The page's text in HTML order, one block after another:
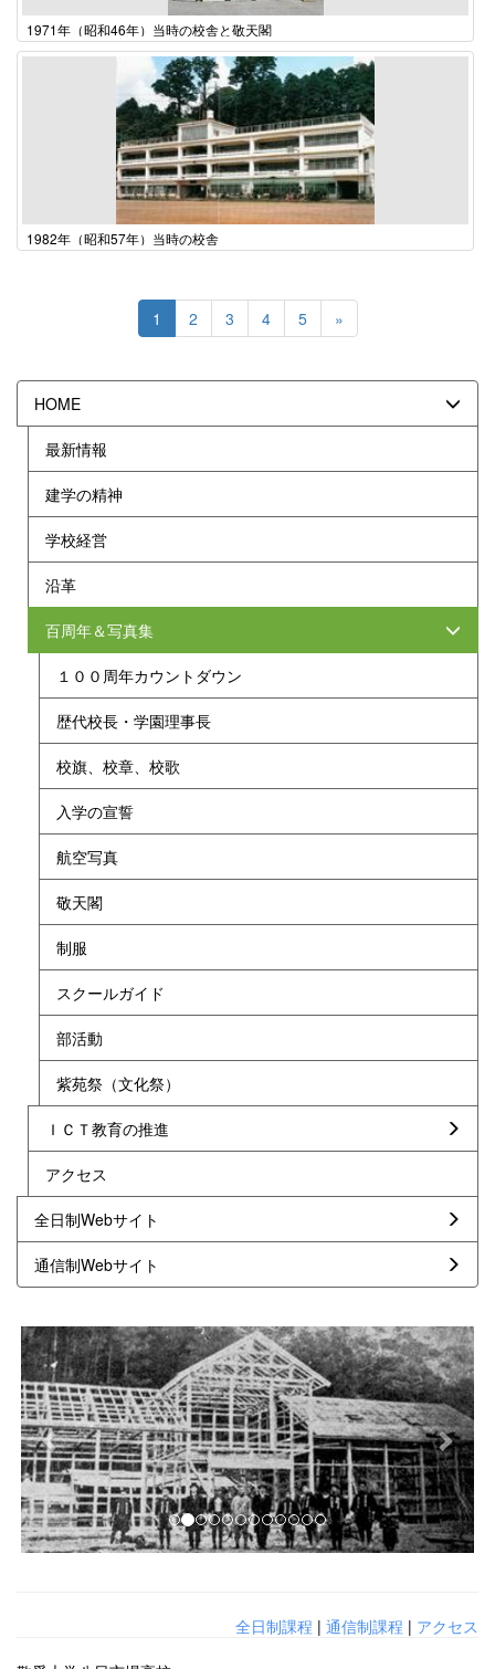
1971年（昭和46年）当時の校舎と敬天閣
1982年（昭和57年）当時の校舎
1 2 3 4 5 »
HOME
最新情報
建学の精神
学校経営
沿革
百周年＆写真集
１００周年カウントダウン
歴代校長・学園理事長
校旗、校章、校歌
入学の宣誓
航空写真
敬天閣
制服
スクールガイド
部活動
紫苑祭（文化祭）
ＩＣＴ教育の推進
アクセス
全日制Webサイト
通信制Webサイト
p
r
e
v
i
o
u
s
n
e
x
t
全日制課程 | 通信制課程 | アクセス